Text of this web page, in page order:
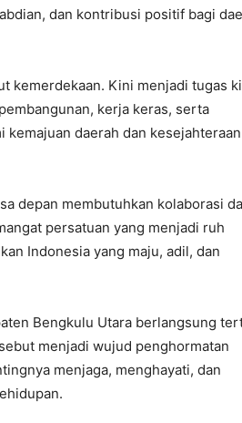
dan kontribusi positif bagi
kemerdekaan. Kini menjadi tugas
kerja keras, serta
kemajuan daerah dan kesejahteraan
depan membutuhkan kolaborasi
persatuan yang menjadi ruh
Indonesia yang maju, adil, dan
Bengkulu Utara berlangsung
menjadi wujud penghormatan
menjaga, menghayati, dan